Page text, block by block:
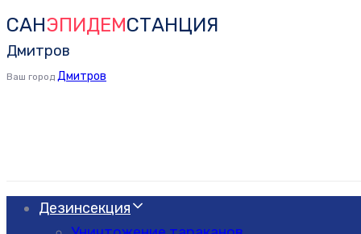
Skip
links
Skip
to
primary
САНЭПИДЕМСТАНЦИЯ
Дмитров
Ваш город Дмитров
Дезинсекция